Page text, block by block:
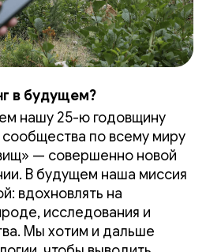
в будущем?
нашу 25-ю годовщину
по всему миру
— совершенно новой
В будущем наша миссия
вдохновлять на
исследования и
Мы хотим и дальше